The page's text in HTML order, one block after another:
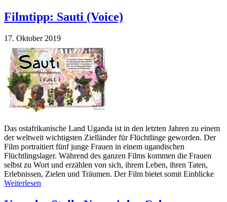
Filmtipp: Sauti (Voice)
17. Oktober 2019
Das ostafrikanische Land Uganda ist in den letzten Jahren zu einem
der weltweit wichtigsten Zielländer für Flüchtlinge geworden. Der
Film portraitiert fünf junge Frauen in einem ugandischen
Flüchtlingslager. Während des ganzen Films kommen die Frauen
selbst zu Wort und erzählen von sich, ihrem Leben, ihren Taten,
Erlebnissen, Zielen und Träumen. Der Film bietet somit Einblicke
Weiterlesen